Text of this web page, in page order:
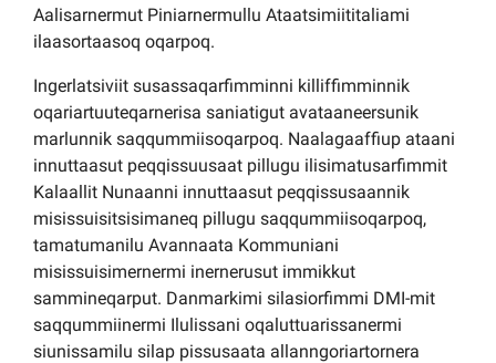
Aalisarnermut Piniarnermullu Ataatsimiititaliami
ilaasortaasoq oqarpoq.
Ingerlatsiviit susassaqarfimminni killiffimminnik
oqariartuuteqarnerisa saniatigut avataaneersunik
marlunnik saqqummiisoqarpoq. Naalagaaffiup ataani
innuttaasut peqqissuusaat pillugu ilisimatusarfimmit
Kalaallit Nunaanni innuttaasut peqqissusaannik
misissuisitsisimaneq pillugu saqqummiisoqarpoq,
tamatumanilu Avannaata Kommuniani
misissuisimernermi inernerusut immikkut
sammineqarput. Danmarkimi silasiorfimmi DMI-mit
saqqummiinermi Ilulissani oqaluttuarissanermi
siunissamilu silap pissusaata allanngoriartornera